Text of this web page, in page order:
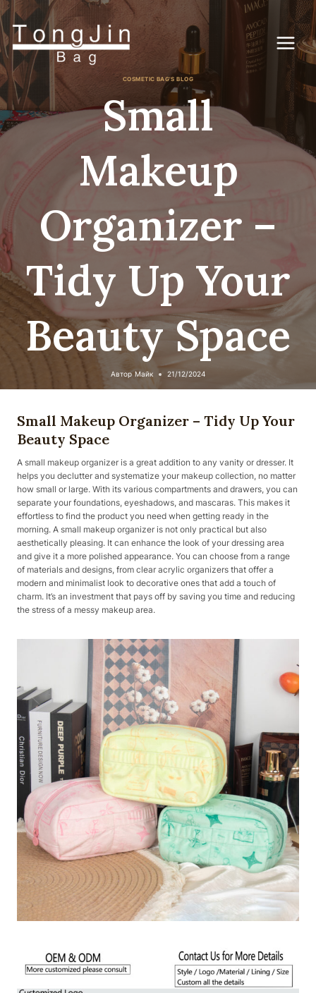
Перейти
к
контенту
COSMETIC BAG'S BLOG
Small
Makeup
Organizer –
Tidy Up Your
Beauty Space
Автор Майк 21/12/2024
Small Makeup Organizer – Tidy Up Your
Beauty Space
A small makeup organizer is a great addition to any vanity or dresser. It
helps you declutter and systematize your makeup collection, no matter
how small or large. With its various compartments and drawers, you can
separate your foundations, eyeshadows, and mascaras. This makes it
effortless to find the product you need when getting ready in the
morning. A small makeup organizer is not only practical but also
aesthetically pleasing. It can enhance the look of your dressing area
and give it a more polished appearance. You can choose from a range
of materials and designs, from clear acrylic organizers that offer a
modern and minimalist look to decorative ones that add a touch of
charm. It’s an investment that pays off by saving you time and reducing
the stress of a messy makeup area.